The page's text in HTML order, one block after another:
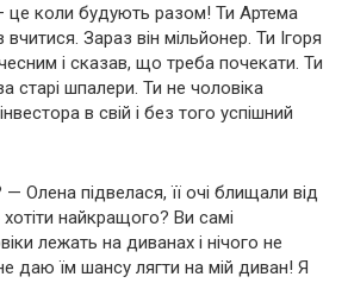
це коли будують разом! Ти Артема
вчитися. Зараз він мільйонер. Ти Ігоря
і сказав, що треба почекати. Ти
старі шпалери. Ти не чоловіка
в свій і без того успішний
Олена підвелася, її очі блищали від
хотіти найкращого? Ви самі
лежать на диванах і нічого не
даю їм шансу лягти на мій диван! Я